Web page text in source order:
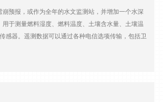
预报，或作为全年的水文监测站，并增加一个水深
于测量燃料湿度、燃料温度、土壤含水量、土壤温
感器。遥测数据可以通过各种电信选项传输，包括卫
CR1000X数据记录器和通过太阳能电池板或交流